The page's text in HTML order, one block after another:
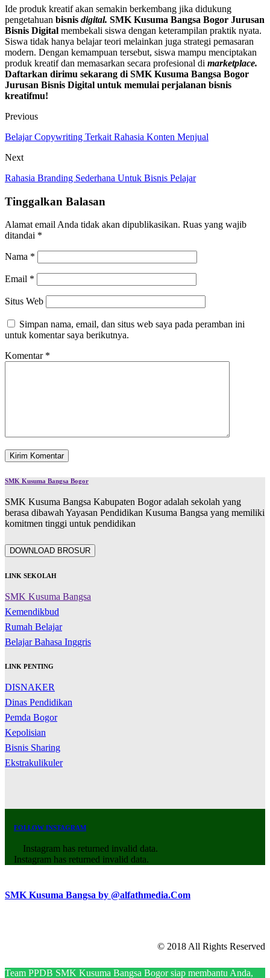
Ide produk kreatif akan semakin berkembang jika didukung
pengetahuan bisnis digital. SMK Kusuma Bangsa Bogor Jurusan
Bisnis Digital membekali siswa dengan keterampilan praktik nyata.
Siswa tidak hanya belajar teori melainkan juga strategi pemasaran
modern. Dengan kemampuan tersebut, siswa mampu menciptakan
produk kreatif dan memasarkan secara profesional di marketplace.
Daftarkan dirimu sekarang di SMK Kusuma Bangsa Bogor
Jurusan Bisnis Digital untuk memulai perjalanan bisnis
kreatifmu!
Previous
Belajar Copywriting Terkait Rahasia Konten Menjual
Next
Rahasia Branding Sederhana Untuk Bisnis Pelajar
Tinggalkan Balasan
Alamat email Anda tidak akan dipublikasikan. Ruas yang wajib
ditandai *
Nama *
Email *
Situs Web
Simpan nama, email, dan situs web saya pada peramban ini
untuk komentar saya berikutnya.
Komentar *
SMK Kusuma Bangsa Bogor
SMK Kusuma Bangsa Kabupaten Bogor adalah sekolah yang
berasa dibawah Yayasan Pendidikan Kusuma Bangsa yang memiliki
komitmen tinggi untuk pendidikan
DOWNLOAD BROSUR
LINK SEKOLAH
SMK Kusuma Bangsa
Kemendikbud
Rumah Belajar
Belajar Bahasa Inggris
LINK PENTING
DISNAKER
Dinas Pendidikan
Pemda Bogor
Kepolisian
Bisnis Sharing
Ekstrakulikuler
FOLLOW INSTAGRAM
Instagram has returned invalid data.
Instagram has returned invalid data.
SMK Kusuma Bangsa by @alfathmedia.Com
© 2018 All Rights Reserved
Team PPDB SMK Kusuma Bangsa Bogor siap membantu Anda,